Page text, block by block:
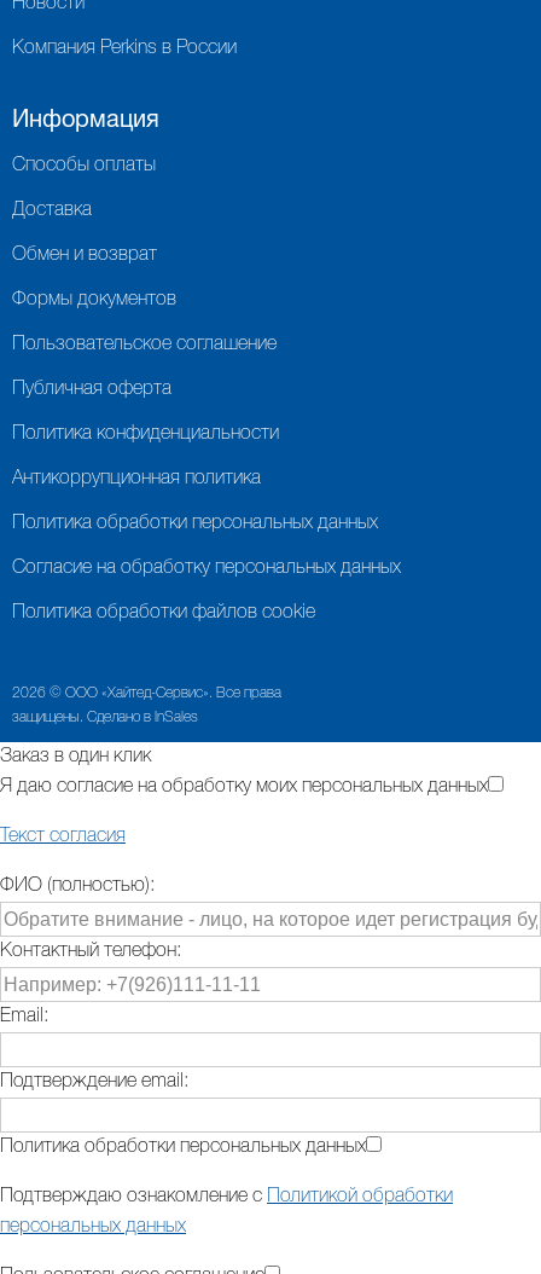
2026 © ООО «Хайтед-Сервис». Все права
защищены. Сделано в InSales
Новости
Компания Perkins в России
Информация
Способы оплаты
Доставка
Обмен и возврат
Формы документов
Пользовательское соглашение
Публичная оферта
Политика конфиденциальности
Антикоррупционная политика
Политика обработки персональных данных
Согласие на обработку персональных данных
Политика обработки файлов cookie
Заказ в один клик
Я даю согласие на обработку моих персональных данных
Текст согласия
ФИО (полностью):
Контактный телефон:
Email:
Подтверждение email:
Политика обработки персональных данных
Подтверждаю ознакомление с
Политикой обработки
персональных данных